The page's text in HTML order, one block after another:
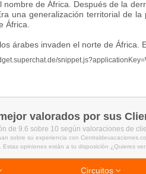
nombre de África. Después de la
una generalización territorial de
África.
árabes invaden el norte de África.
valorados por sus
de 9.6 sobre 10 según valoraciones de
sobre su experiencia con
Estas opiniones están a tu disposición ¿Quieres
Circuitos